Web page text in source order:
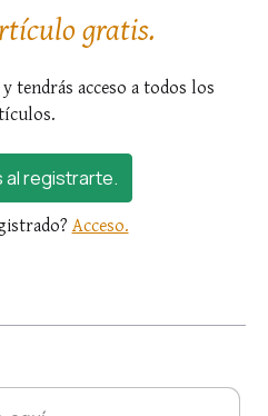
gratis.
tendrás acceso a todos los
al registrarte.
Acceso.